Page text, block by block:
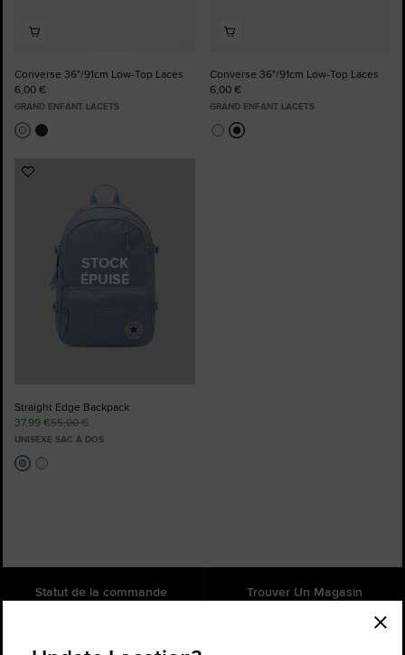
Converse 36"/91cm Low-Top Laces
6,00 €
GRAND ENFANT LACETS
Converse 36"/91cm Low-Top Laces
6,00 €
GRAND ENFANT LACETS
STOCK
ÉPUISÉ
Ajouter
Straight Edge Backpack
37,99 €55,00 €
UNISEXE SAC À DOS
Statut de la commande Trouver Un Magasin